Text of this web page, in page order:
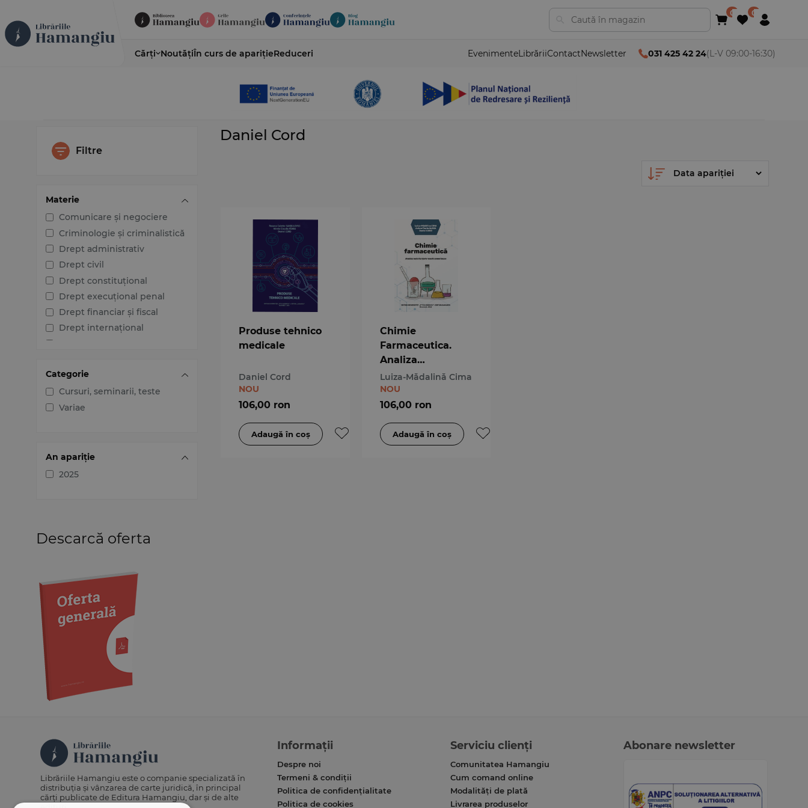
Cărți NoutățiÎn curs de aparițieReduceri EvenimenteLibrăriiContactNewsletter 031 425 42 24(L-V 09:00-16:30)
Filtre
Materie
Comunicare și negociere
Criminologie și criminalistică
Drept administrativ
Drept civil
Drept constituțional
Drept execuțional penal
Drept financiar și fiscal
Drept internațional
Drept procesual penal
Dreptul afacerilor
Dreptul familiei
Dreptul noilor tehnologii
judecătorești
juridice
Protecția drepturilor omului
Psihologie
Teoria generală a dreptului
Categorie
Cursuri, seminarii, teste
Variae
An apariție
2025
Descarcă oferta
Daniel Cord
Produse tehnico
medicale
Daniel Cord
NOU
106,00 ron
Chimie
Farmaceutica.
Analiza
substanțelor
medicamentoase
Luiza-Mădalină Cima
NOU
106,00 ron
Librăriile Hamangiu este o companie specializată în
distribuția și vânzarea de carte juridică, în principal
cărți publicate de Editura Hamangiu, dar și de alte
Informații
Despre noi
Termeni & condiții
Politica de confidențialitate
Politica de cookies
Serviciu clienți
Comunitatea Hamangiu
Cum comand online
Modalități de plată
Livrarea produselor
Abonare newsletter